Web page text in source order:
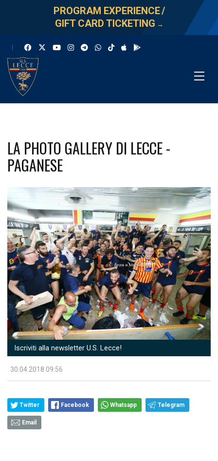
PROGRAM EXPERIENCE/
GIFT CARD TICKETING →
LA PHOTO GALLERY DI LECCE -
PAGANESE
Iscriviti alla newsletter U.S. Lecce!
30.04.2018 09:56
Twitter Facebook Whatsapp Telegram
Email